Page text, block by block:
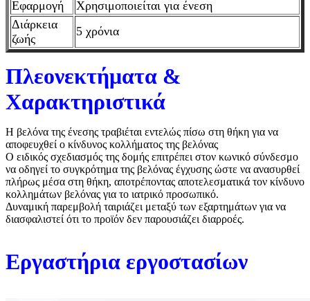
Εφαρμογή
Χρησιμοποιείται για ένεση
Διάρκεια
ζωής
5 χρόνια
Πλεονεκτήματα &
Χαρακτηριστικά
Η βελόνα της ένεσης τραβιέται εντελώς πίσω στη θήκη για να
αποφευχθεί ο κίνδυνος κολλήματος της βελόνας
Ο ειδικός σχεδιασμός της δομής επιτρέπει στον κωνικό σύνδεσμο
να οδηγεί το συγκρότημα της βελόνας έγχυσης ώστε να ανασυρθεί
πλήρως μέσα στη θήκη, αποτρέποντας αποτελεσματικά τον κίνδυνο
κολλημάτων βελόνας για το ιατρικό προσωπικό.
Δυναμική παρεμβολή ταιριάζει μεταξύ των εξαρτημάτων για να
διασφαλιστεί ότι το προϊόν δεν παρουσιάζει διαρροές.
Εργαστήρια εργοστασίων